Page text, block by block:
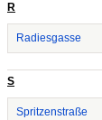
R
Radiesgasse
S
Spritzenstraße